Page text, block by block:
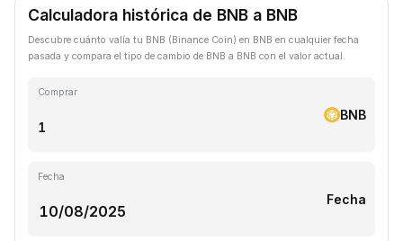
Calculadora histórica de BNB a BNB
Descubre cuánto valía tu BNB (Binance Coin) en BNB en cualquier fecha
pasada y compara el tipo de cambio de BNB a BNB con el valor actual.
Comprar
BNB
Fecha
Fecha